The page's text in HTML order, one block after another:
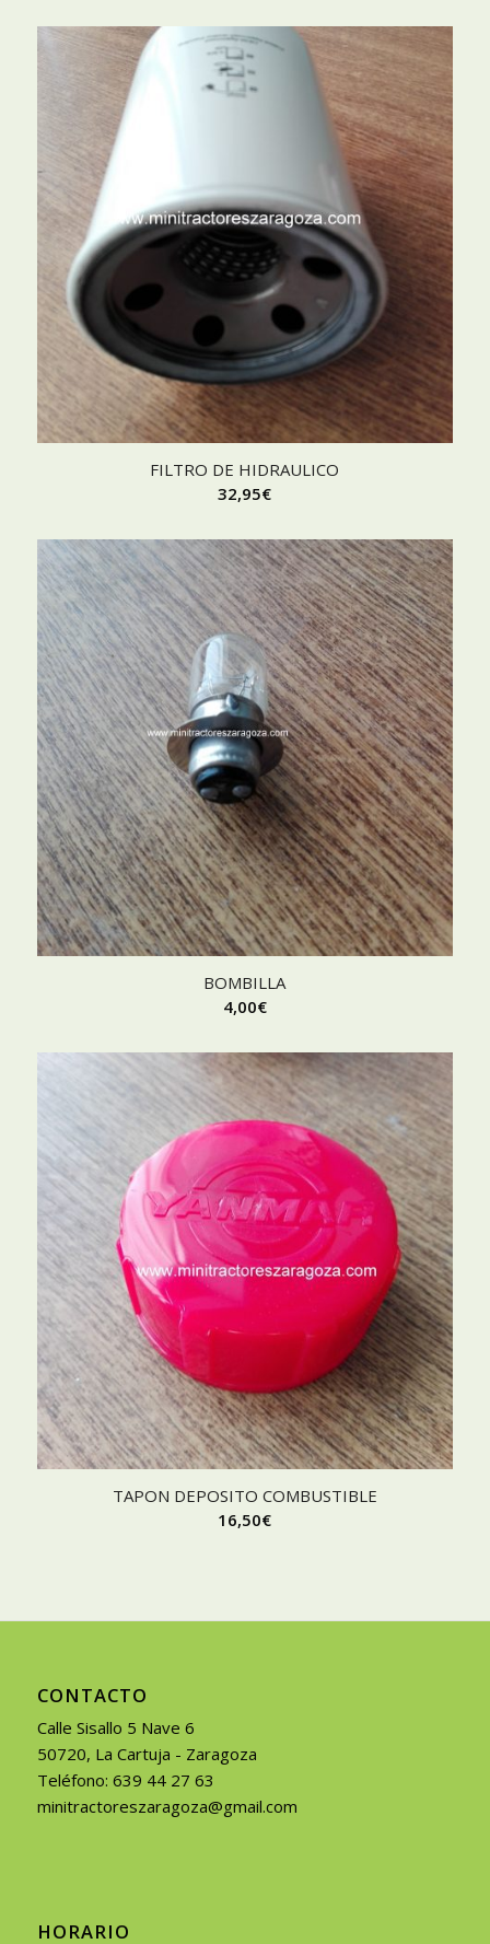
FILTRO DE HIDRAULICO
32,95€
BOMBILLA
4,00€
TAPON DEPOSITO COMBUSTIBLE
16,50€
CONTACTO
Calle Sisallo 5 Nave 6
50720, La Cartuja - Zaragoza
Teléfono: 639 44 27 63
minitractoreszaragoza@gmail.com
HORARIO